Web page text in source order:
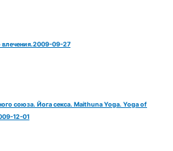
влечения.2009-09-27
союза. Йога секса. Maithuna Yoga. Yoga of
12-01